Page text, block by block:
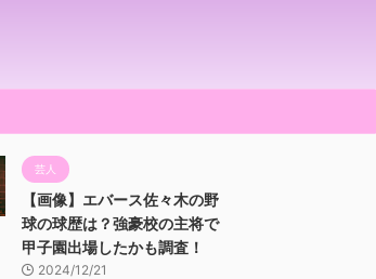
芸人
【画像】エバース佐々木の野
球の球歴は？強豪校の主将で
甲子園出場したかも調査！
2024/12/21